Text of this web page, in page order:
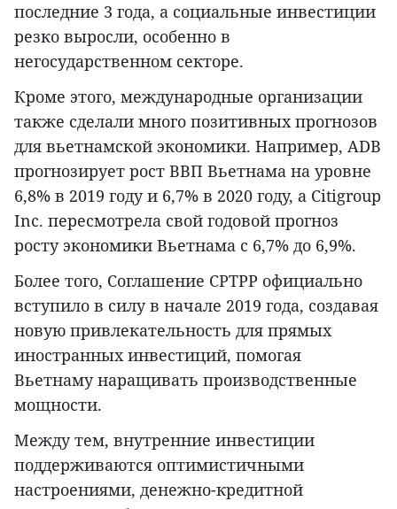
последние 3 года, а социальные инвестиции
резко выросли, особенно в
негосударственном секторе.
Кроме этого, международные организации
также сделали много позитивных прогнозов
для вьетнамской экономики. Например, АDB
прогнозирует рост ВВП Вьетнама на уровне
6,8% в 2019 году и 6,7% в 2020 году, а Citigroup
Inc. пересмотрела свой годовой прогноз
росту экономики Вьетнама с 6,7% до 6,9%.
Более того, Соглашение CPTPP официально
вступило в силу в начале 2019 года, создавая
новую привлекательность для прямых
иностранных инвестиций, помогая
Вьетнаму наращивать производственные
мощности.
Между тем, внутренние инвестиции
поддерживаются оптимистичными
настроениями, денежно-кредитной